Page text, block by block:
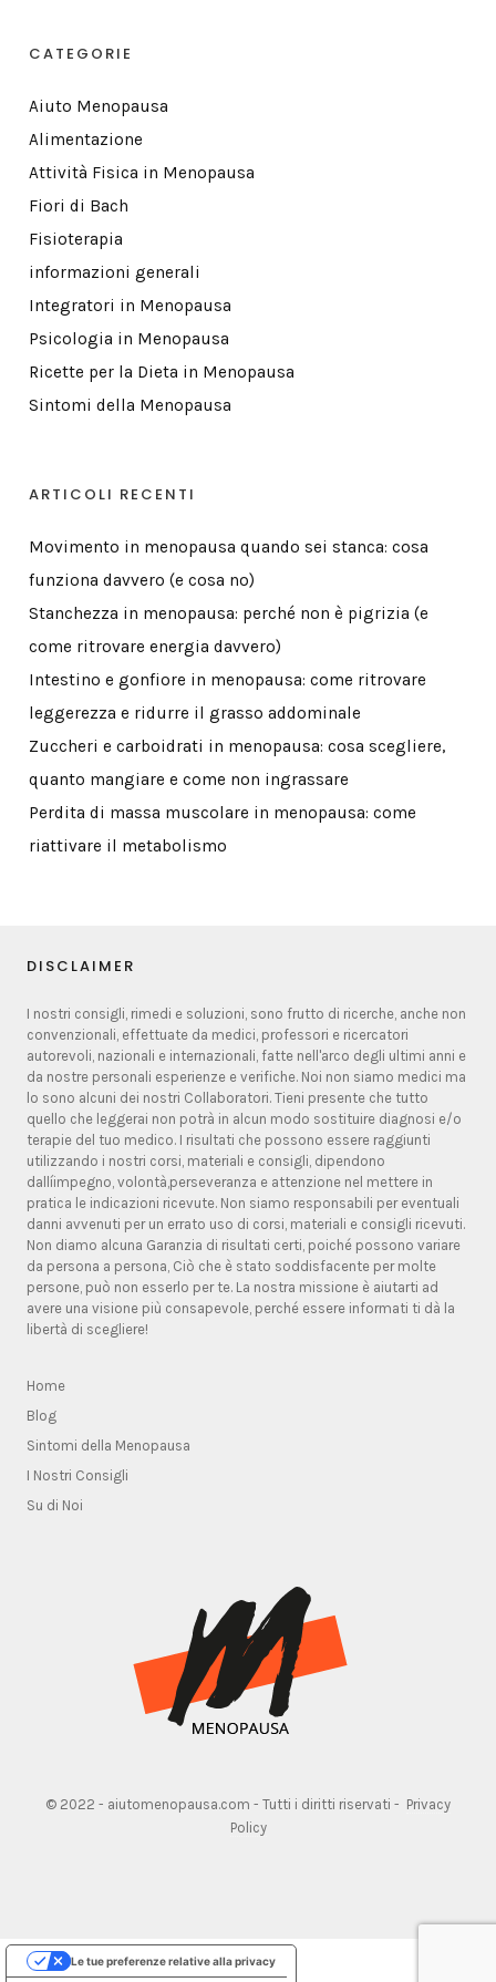
CATEGORIE
Aiuto Menopausa
Alimentazione
Attività Fisica in Menopausa
Fiori di Bach
Fisioterapia
informazioni generali
Integratori in Menopausa
Psicologia in Menopausa
Ricette per la Dieta in Menopausa
Sintomi della Menopausa
ARTICOLI RECENTI
Movimento in menopausa quando sei stanca: cosa
funziona davvero (e cosa no)
Stanchezza in menopausa: perché non è pigrizia (e
come ritrovare energia davvero)
Intestino e gonfiore in menopausa: come ritrovare
leggerezza e ridurre il grasso addominale
Zuccheri e carboidrati in menopausa: cosa scegliere,
quanto mangiare e come non ingrassare
Perdita di massa muscolare in menopausa: come
riattivare il metabolismo
DISCLAIMER
I nostri consigli, rimedi e soluzioni, sono frutto di ricerche, anche non
convenzionali, effettuate da medici, professori e ricercatori
autorevoli, nazionali e internazionali, fatte nell'arco degli ultimi anni e
da nostre personali esperienze e verifiche. Noi non siamo medici ma
lo sono alcuni dei nostri Collaboratori. Tieni presente che tutto
quello che leggerai non potrà in alcun modo sostituire diagnosi e/o
terapie del tuo medico. I risultati che possono essere raggiunti
utilizzando i nostri corsi, materiali e consigli, dipendono
dallíimpegno, volontà,perseveranza e attenzione nel mettere in
pratica le indicazioni ricevute. Non siamo responsabili per eventuali
danni avvenuti per un errato uso di corsi, materiali e consigli ricevuti.
Non diamo alcuna Garanzia di risultati certi, poiché possono variare
da persona a persona, Ciò che è stato soddisfacente per molte
persone, può non esserlo per te. La nostra missione è aiutarti ad
avere una visione più consapevole, perché essere informati ti dà la
libertà di scegliere!
Home
Blog
Sintomi della Menopausa
I Nostri Consigli
Su di Noi
© 2022 - aiutomenopausa.com - Tutti i diritti riservati - Privacy
Policy
Le tue preferenze relative alla privacy